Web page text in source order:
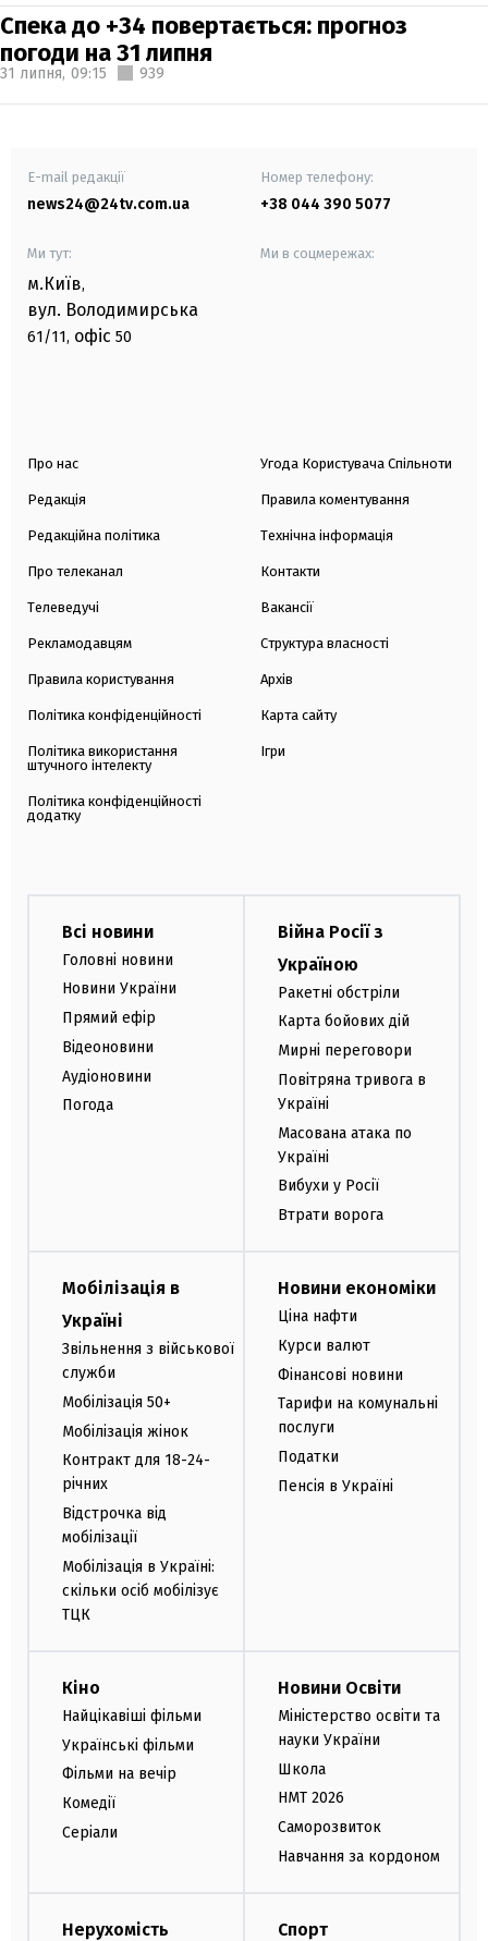
Спека до +34 повертається: прогноз
погоди на 31 липня
31 липня, 09:15 939
E-mail редакції
news24@24tv.com.ua
Номер телефону:
+38 044 390 5077
Ми тут:
м.Київ,
вул. Володимирська
61/11, офіс 50
Ми в соцмережах:
Про нас
Редакція
Редакційна політика
Про телеканал
Телеведучі
Рекламодавцям
Правила користування
Політика конфіденційності
Політика використання
штучного інтелекту
Політика конфіденційності
додатку
Угода Користувача Спільноти
Правила коментування
Технічна інформація
Контакти
Вакансії
Структура власності
Архів
Карта сайту
Ігри
Всі новини
Головні новини
Новини України
Прямий ефір
Відеоновини
Аудіоновини
Погода
Війна Росії з
Україною
Ракетні обстріли
Карта бойових дій
Мирні переговори
Повітряна тривога в
Україні
Масована атака по
Україні
Вибухи у Росії
Втрати ворога
Мобілізація в
Україні
Звільнення з військової
служби
Мобілізація 50+
Мобілізація жінок
Контракт для 18-24-
річних
Відстрочка від
мобілізації
Мобілізація в Україні:
скільки осіб мобілізує
ТЦК
Новини економіки
Ціна нафти
Курси валют
Фінансові новини
Тарифи на комунальні
послуги
Податки
Пенсія в Україні
Кіно
Найцікавіші фільми
Українські фільми
Фільми на вечір
Комедії
Серіали
Новини Освіти
Міністерство освіти та
науки України
Школа
НМТ 2026
Саморозвиток
Навчання за кордоном
Нерухомість Спорт